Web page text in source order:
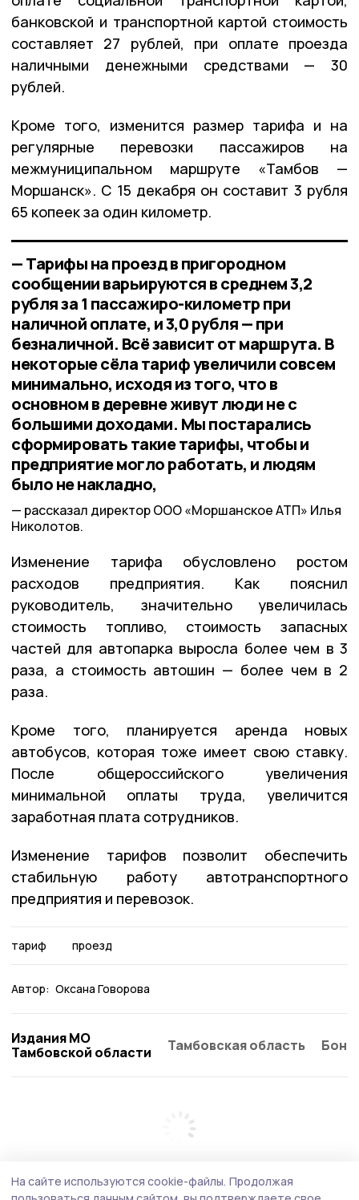
банковской и транспортной картой стоимость
составляет 27 рублей, при оплате проезда
наличными денежными средствами — 30
рублей.
Кроме того, изменится размер тарифа и на
регулярные перевозки пассажиров на
межмуниципальном маршруте «Тамбов —
Моршанск». С 15 декабря он составит 3 рубля
65 копеек за один километр.
— Тарифы на проезд в пригородном
сообщении варьируются в среднем 3,2
рубля за 1 пассажиро-километр при
наличной оплате, и 3,0 рубля — при
безналичной. Всё зависит от маршрута. В
некоторые сёла тариф увеличили совсем
минимально, исходя из того, что в
основном в деревне живут люди не с
большими доходами. Мы постарались
сформировать такие тарифы, чтобы и
предприятие могло работать, и людям
было не накладно,
рассказал директор ООО «Моршанское АТП» Илья
Николотов.
Изменение тарифа обусловлено ростом
расходов предприятия. Как пояснил
руководитель, значительно увеличилась
стоимость топливо, стоимость запасных
частей для автопарка выросла более чем в 3
раза, а стоимость автошин — более чем в 2
раза.
Кроме того, планируется аренда новых
автобусов, которая тоже имеет свою ставку.
После общероссийского увеличения
минимальной оплаты труда, увеличится
заработная плата сотрудников.
Изменение тарифов позволит обеспечить
стабильную работу автотранспортного
предприятия и перевозок.
тариф проезд
Автор: Оксана Говорова
Издания МО
Тамбовской области
Тамбовская область
На сайте используются cookie-файлы. Продолжая